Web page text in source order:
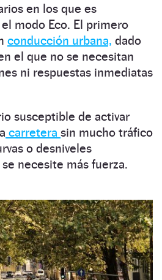
en los que es
modo Eco. El primero
conducción urbana, dado
el que no se necesitan
ni respuestas inmediatas
susceptible de activar
carretera sin mucho tráfico
o desniveles
necesite más fuerza.